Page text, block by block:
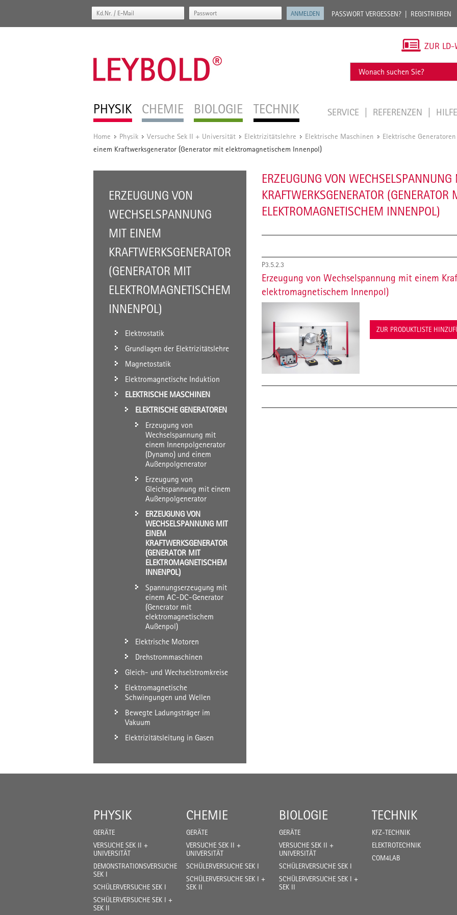
PASSWORT VERGESSEN? REGISTRIEREN
PHYSIK CHEMIE BIOLOGIE TECHNIK
ZUR LD-
SERVICE REFERENZEN HILFE
Home / Physik / Versuche Sek II + Universität / Elektrizitätslehre / Elektrische Maschinen / Elektrische Generatoren
einem Kraftwerksgenerator (Generator mit elektromagnetischem Innenpol)
ERZEUGUNG VON
WECHSELSPANNUNG
MIT EINEM
KRAFTWERKSGENERATOR
(GENERATOR MIT
ELEKTROMAGNETISCHEM
INNENPOL)
Elektrostatik
Grundlagen der Elektrizitätslehre
Magnetostatik
Elektromagnetische Induktion
ELEKTRISCHE MASCHINEN
ELEKTRISCHE GENERATOREN
Erzeugung von
Wechselspannung mit
einem Innenpolgenerator
(Dynamo) und einem
Außenpolgenerator
Erzeugung von
Gleichspannung mit einem
Außenpolgenerator
ERZEUGUNG VON
WECHSELSPANNUNG MIT
EINEM
KRAFTWERKSGENERATOR
(GENERATOR MIT
ELEKTROMAGNETISCHEM
INNENPOL)
Spannungserzeugung mit
einem AC-DC-Generator
(Generator mit
elektromagnetischem
Außenpol)
Elektrische Motoren
Drehstrommaschinen
Gleich- und Wechselstromkreise
Elektromagnetische
Schwingungen und Wellen
Bewegte Ladungsträger im
Vakuum
Elektrizitätsleitung in Gasen
ERZEUGUNG VON
KRAFTWERKSGENERATOR (GENERATOR
ELEKTROMAGNETISCHEM INNENPOL)
P3.5.2.3
Erzeugung von Wechselspannung mit einem
elektromagnetischem Innenpol)
ZUR PRODUKTLISTE
PHYSIK
GERÄTE
VERSUCHE SEK II +
UNIVERSITÄT
DEMONSTRATIONSVERSUCHE
SEK I
SCHÜLERVERSUCHE SEK I
SCHÜLERVERSUCHE SEK I +
SEK II
CHEMIE
GERÄTE
VERSUCHE SEK II +
UNIVERSITÄT
SCHÜLERVERSUCHE SEK I
SCHÜLERVERSUCHE SEK I +
SEK II
BIOLOGIE
GERÄTE
VERSUCHE SEK II +
UNIVERSITÄT
SCHÜLERVERSUCHE SEK I
SCHÜLERVERSUCHE SEK I +
SEK II
TECHNIK
KFZ-TECHNIK
ELEKTROTECHNIK
COM4LAB